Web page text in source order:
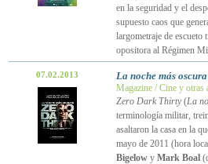
en la seguridad y el
supuesto caos que
largometraje de escueto
opositora al Régimen
07.02.2013 La noche más oscura
Magazine / Cine y otras
Zero Dark Thirty(La
terminología militar,
asaltaron la casa en la
mayo de 2011 (hora
Bigelowy Mark Boal